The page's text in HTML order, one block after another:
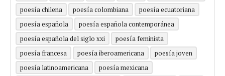
poesía chilena
poesía colombiana
poesía ecuatoriana
poesía española
poesía española contemporánea
poesía española del siglo xxi
poesía feminista
poesía francesa
poesía iberoamericana
poesía joven
poesía latinoamericana
poesía mexicana